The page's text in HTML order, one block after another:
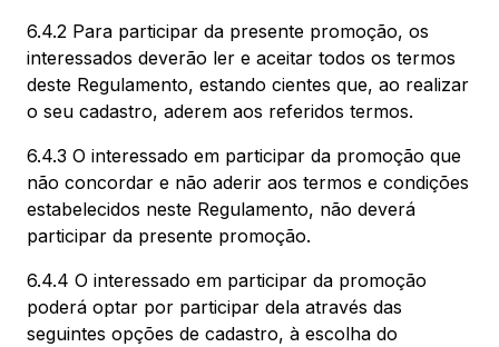
6.4.2 Para participar da presente promoção, os
interessados deverão ler e aceitar todos os termos
deste Regulamento, estando cientes que, ao realizar
o seu cadastro, aderem aos referidos termos.
6.4.3 O interessado em participar da promoção que
não concordar e não aderir aos termos e condições
estabelecidos neste Regulamento, não deverá
participar da presente promoção.
6.4.4 O interessado em participar da promoção
poderá optar por participar dela através das
seguintes opções de cadastro, à escolha do